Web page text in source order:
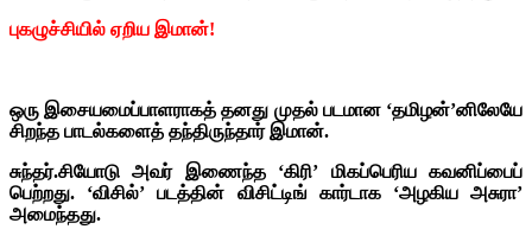
புகழுச்சியில் ஏறிய இமான்!
ஒரு இசையமைப்பாளராகத் தனது முதல் படமான ‘தமிழன்’னிலேயே
சிறந்த பாடல்களைத் தந்திருந்தார் இமான்.
சுந்தர்.சியோடு அவர் இணைந்த ‘கிரி’ மிகப்பெரிய கவனிப்பைப்
பெற்றது. ‘விசில்’ படத்தின் விசிட்டிங் கார்டாக ‘அழகிய அசுரா’
அமைந்தது.